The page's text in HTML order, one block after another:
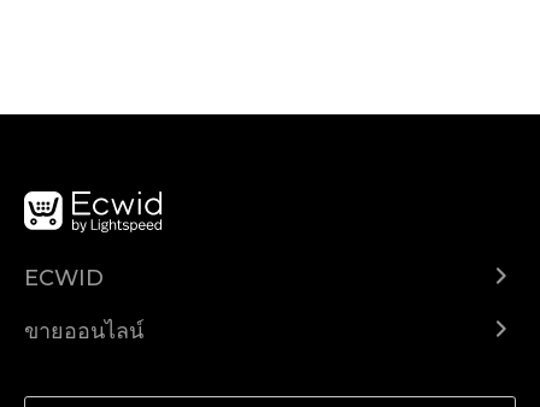
ECWID
ราคา
ขายออนไลน์
ขายบนเฟสบุ๊ค